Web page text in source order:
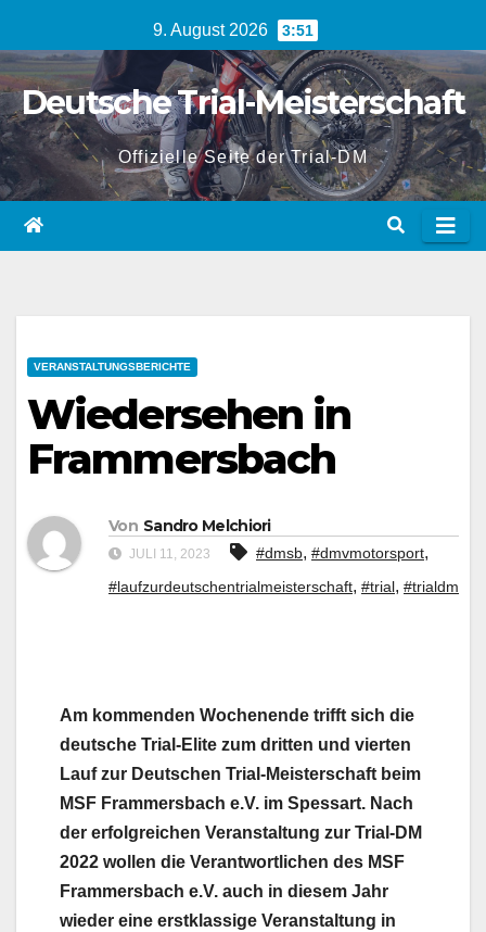
Inhalt
springen
9. August 2026 3:51
Deutsche Trial-Meisterschaft
Offizielle Seite der Trial-DM
VERANSTALTUNGSBERICHTE
Wiedersehen in
Frammersbach
Von Sandro Melchiori
JULI 11, 2023 #dmsb, #dmvmotorsport,
#laufzurdeutschentrialmeisterschaft, #trial, #trialdm
Am kommenden Wochenende trifft sich die
deutsche Trial-Elite zum dritten und vierten
Lauf zur Deutschen Trial-Meisterschaft beim
MSF Frammersbach e.V. im Spessart. Nach
der erfolgreichen Veranstaltung zur Trial-DM
2022 wollen die Verantwortlichen des MSF
Frammersbach e.V. auch in diesem Jahr
wieder eine erstklassige Veranstaltung in